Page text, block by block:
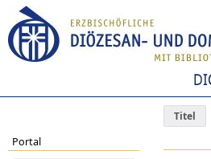
Titel
Portal